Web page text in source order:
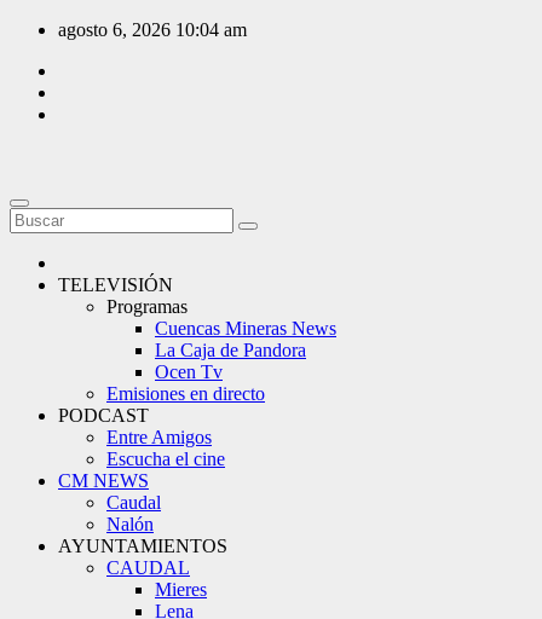
Saltar
contenido
agosto 6, 2026 10:04 am
TELEVISIÓN
Programas
Cuencas Mineras News
La Caja de Pandora
Ocen Tv
Emisiones en directo
PODCAST
Entre Amigos
Escucha el cine
CM NEWS
Caudal
Nalón
AYUNTAMIENTOS
CAUDAL
Mieres
Lena